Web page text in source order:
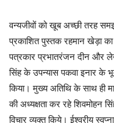
वन्यजीवों को खूब अच्छी तरह
प्रकाशित पुस्तक रहमान खेड़ा
पत्रकार प्रभातरंजन दीन और
सिंह के उपन्यास पकवा इनार के
किया। मुख्य अतिथि के साथ ही
की अध्यक्षता कर रहे शिवमोहन
विचार व्यक्त किये। ईश्वरीय